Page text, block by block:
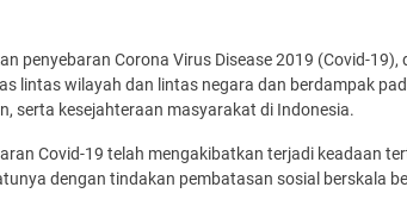
penyebaran Corona Virus Disease 2019 (Covid-
lintas wilayah dan lintas negara dan berdampak
serta kesejahteraan masyarakat di Indonesia.
Covid-19 telah mengakibatkan terjadi keadaan
dengan tindakan pembatasan sosial berskala